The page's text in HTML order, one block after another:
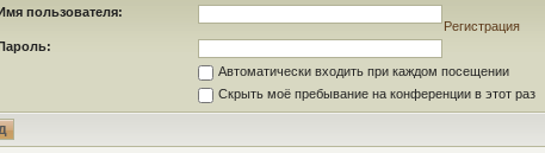
пользователя:
Регистрация
Автоматически входить при каждом посещении
Скрыть моё пребывание на конференции в этот раз